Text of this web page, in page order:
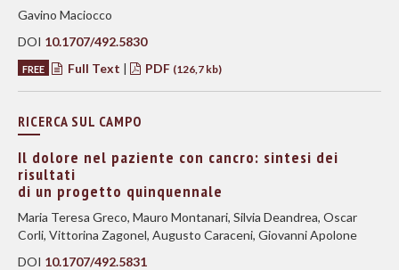
Gavino Maciocco
DOI 10.1707/492.5830
FREE Full Text | PDF (126,7 kb)
RICERCA SUL CAMPO
Il dolore nel paziente con cancro: sintesi dei
risultati
di un progetto quinquennale
Maria Teresa Greco, Mauro Montanari, Silvia Deandrea, Oscar
Corli, Vittorina Zagonel, Augusto Caraceni, Giovanni Apolone
DOI 10.1707/492.5831